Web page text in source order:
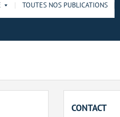
TOUTES NOS PUBLICATIONS
CONTACT